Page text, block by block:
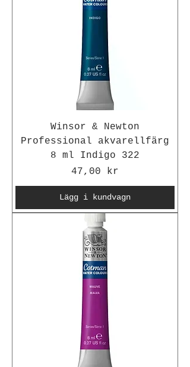
Winsor & Newton
Professional akvarellfärg
8 ml Indigo 322
Pris
47,00 kr
Lägg i kundvagn